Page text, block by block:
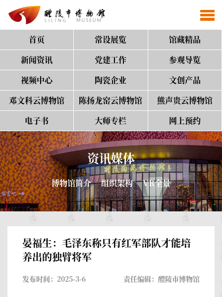
首页 常设展览
馆藏精品
新闻资讯
党建工作
参观导览
视频中心
陶瓷企业
文创产品
邓文科云博物馆
陈扬龙窑云博物馆
熊声贵云博物馆
电子书
大师专栏 网上预约
资讯媒体
博物馆简介 组织架构 VR全景
晏福生：毛泽东称只有红军部队才能培
养出的独臂将军
发布时间：2025-3-6 责任编辑：醴陵市博物馆